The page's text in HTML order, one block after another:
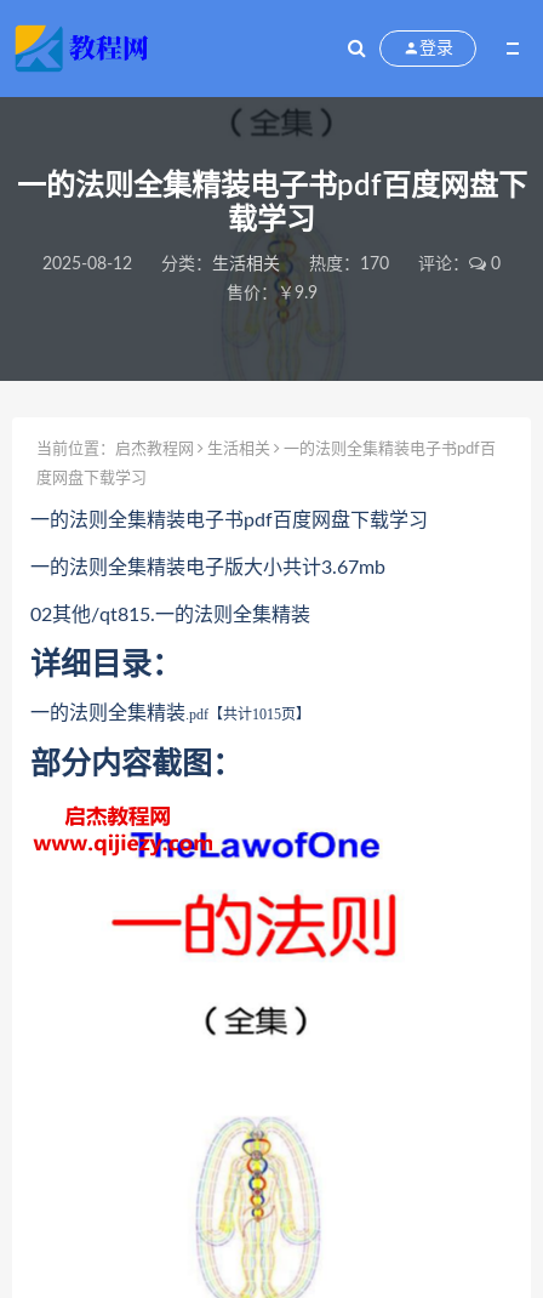
登录
一的法则全集精装电子书pdf百度网盘下
载学习
2025-08-12 分类： 生活相关 热度：170 评论：
0
售价：￥9.9
当前位置： 启杰教程网 生活相关
一的法则全集精装电子书pdf百
度网盘下载学习
一的法则全集精装电子书pdf百度网盘下载学习
一的法则全集精装电子版大小共计3.67mb
02其他/qt815.一的法则全集精装
详细目录：
一的法则全集精装.pdf【共计1015页】
部分内容截图：